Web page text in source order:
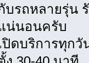
บรถหลายรุ่น
น่นอนครับ
ปิดบริการทุกวั